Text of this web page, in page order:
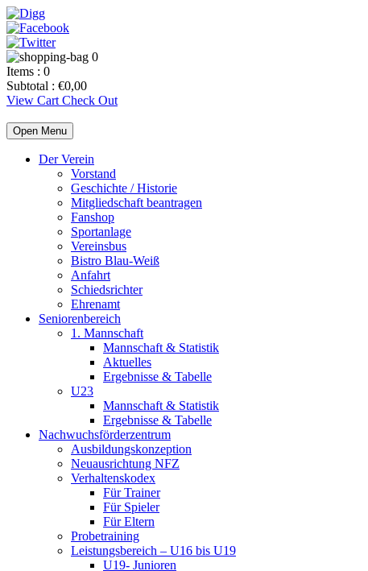
0
Items : 0
Subtotal : €0,00
View Cart Check Out
Open Menu
Der Verein
Vorstand
Geschichte / Historie
Mitgliedschaft beantragen
Fanshop
Sportanlage
Vereinsbus
Bistro Blau-Weiß
Anfahrt
Schiedsrichter
Ehrenamt
Seniorenbereich
1. Mannschaft
Mannschaft & Statistik
Aktuelles
Ergebnisse & Tabelle
U23
Mannschaft & Statistik
Ergebnisse & Tabelle
Nachwuchsförderzentrum
Ausbildungskonzeption
Neuausrichtung NFZ
Verhaltenskodex
Für Trainer
Für Spieler
Für Eltern
Probetraining
Leistungsbereich – U16 bis U19
U19- Junioren